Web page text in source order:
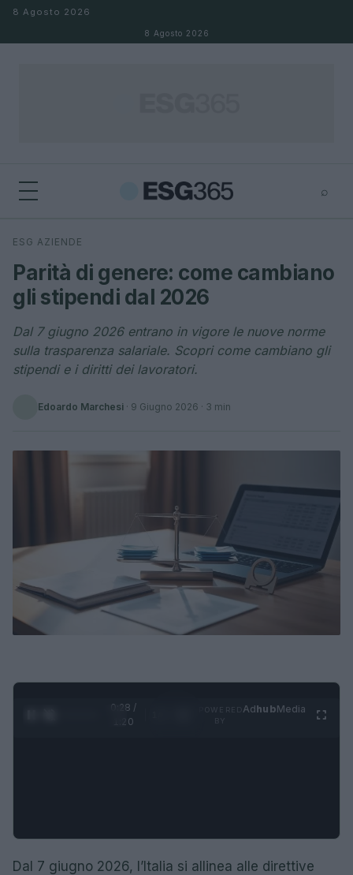
Salta al contenuto
8 Agosto 2026
8 Agosto 2026
⌕
Cerca
ESG AZIENDE
Parità di genere: come cambiano
gli stipendi dal 2026
Dal 7 giugno 2026 entrano in vigore le nuove norme
sulla trasparenza salariale. Scopri come cambiano gli
stipendi e i diritti dei lavoratori.
Edoardo Marchesi · 9 Giugno 2026 · 3 min
0:29 /
1:20
AdhubMedia
Dal 7 giugno 2026, l’Italia si allinea alle direttive